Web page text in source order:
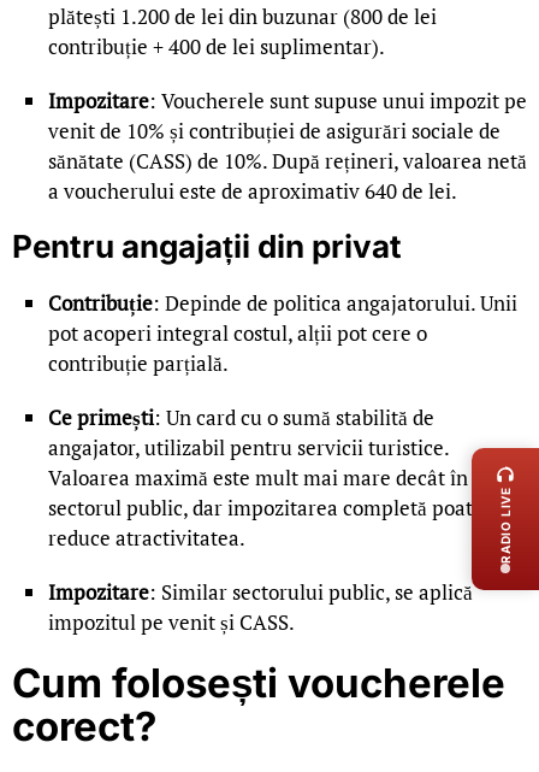
plătești 1.200 de lei din buzunar (800 de lei
contribuție + 400 de lei suplimentar).
Impozitare: Voucherele sunt supuse unui impozit pe
venit de 10% și contribuției de asigurări sociale de
sănătate (CASS) de 10%. După rețineri, valoarea netă
a voucherului este de aproximativ 640 de lei.
Pentru angajații din privat
Contribuție: Depinde de politica angajatorului. Unii
pot acoperi integral costul, alții pot cere o
contribuție parțială.
Ce primești: Un card cu o sumă stabilită de
angajator, utilizabil pentru servicii turistice.
Valoarea maximă este mult mai mare decât în
sectorul public, dar impozitarea completă poate
reduce atractivitatea.
Impozitare: Similar sectorului public, se aplică
impozitul pe venit și CASS.
Cum folosești voucherele
corect?
RADIO LIVE